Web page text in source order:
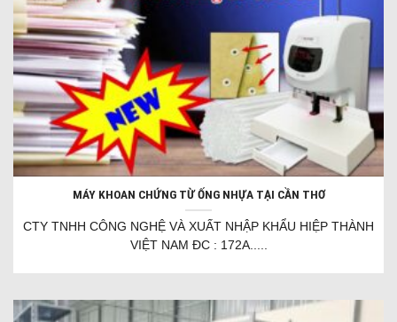
MÁY KHOAN CHỨNG TỪ ỐNG NHỰA TẠI CẦN THƠ
CTY TNHH CÔNG NGHỆ VÀ XUẤT NHẬP KHẨU HIỆP THÀNH
VIỆT NAM ĐC : 172A.....